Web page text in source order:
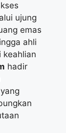
ujung
emas
ahli
keahlian
hadir